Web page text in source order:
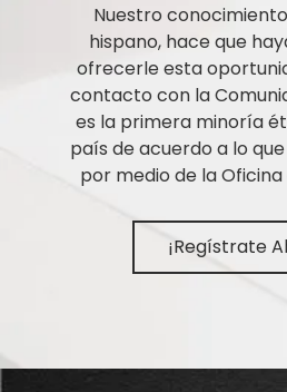
Nuestro
hispano, hace que
ofrecerle esta
contacto con la
es la primera minoría
país de acuerdo a lo
por medio de la Oficina
¡Regístrate